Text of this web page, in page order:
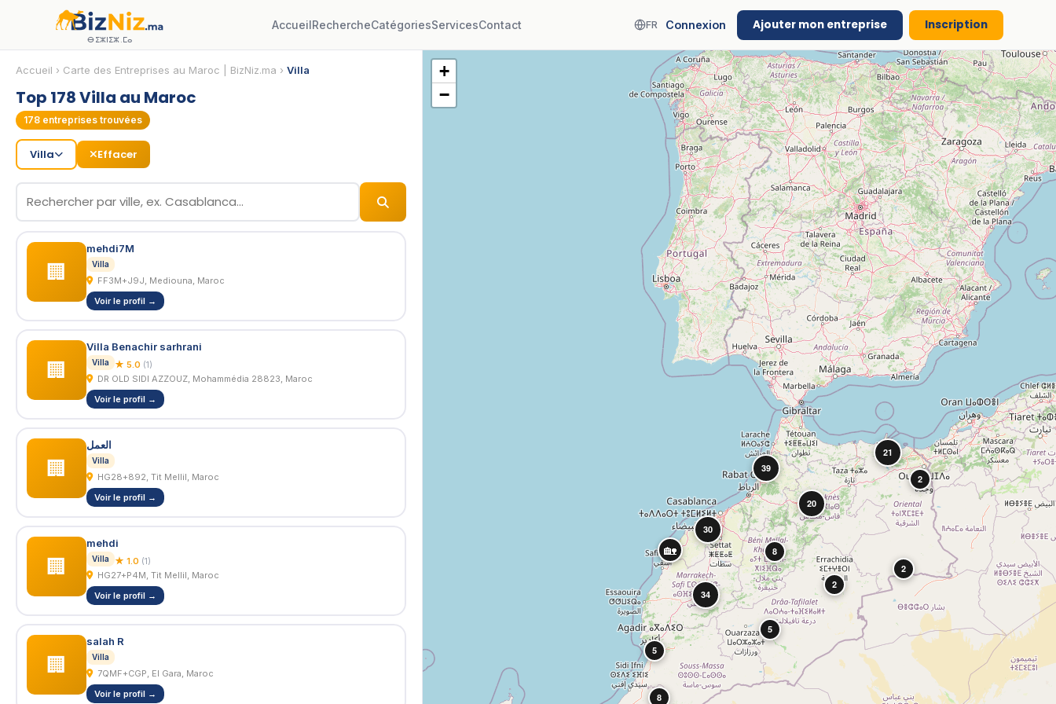
ⴱⵉⵣⵏⵉⵣ.ⵎⴰ
AccueilRechercheCatégoriesServicesContact FR Connexion Ajouter mon entreprise Inscription
Accueil › Carte des Entreprises au Maroc | BizNiz.ma › Villa
Top 178 Villa au Maroc
178 entreprises trouvées
Villa Effacer
🏢
mehdi7M
Villa
FF3M+J9J, Mediouna, Maroc
Voir le profil →
🏢
Villa Benachir sarhrani
Villa ★ 5.0 (1)
DR OLD SIDI AZZOUZ, Mohammédia 28823, Maroc
Voir le profil →
🏢
العمل
Villa
HG28+892, Tit Mellil, Maroc
Voir le profil →
🏢
mehdi
Villa ★ 1.0 (1)
HG27+P4M, Tit Mellil, Maroc
Voir le profil →
🏢
salah R
Villa
7QMF+CGP, El Gara, Maroc
Voir le profil →
5
5
34
8
2
21
2
2
🏡 8
39
20
30
+
−